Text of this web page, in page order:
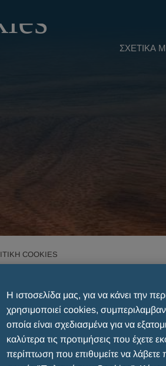
ΣΧΕΤΙΚΆ
COOKIES
cookies για να διευκολύνει και να
στον Ιστότοπο, ο χρήστης
Η ιστοσελίδα μας, για να κάνει την
χρησιμοποιεί cookies,
οποία είναι σχεδιασμένα για να
καλύτερα τις προτιμήσεις που έχετε
περίπτωση που επιθυμείτε να λάβετε